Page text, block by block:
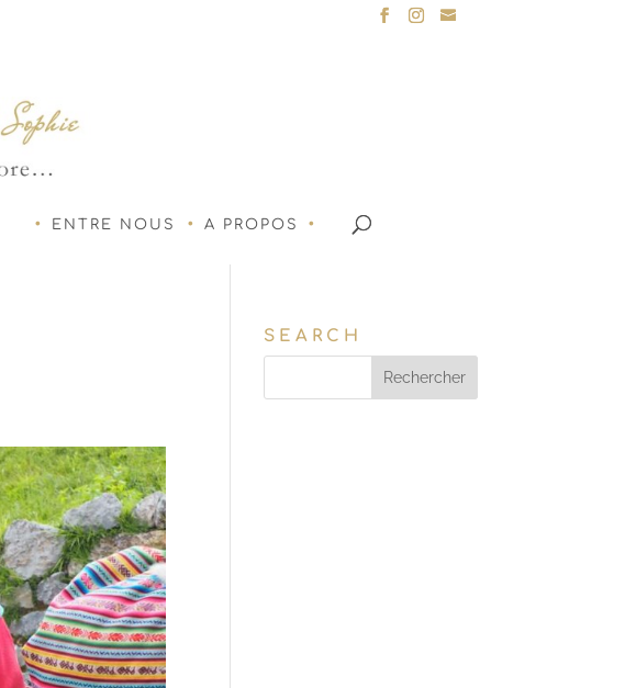
ENTRE NOUS A PROPOS
SEARCH